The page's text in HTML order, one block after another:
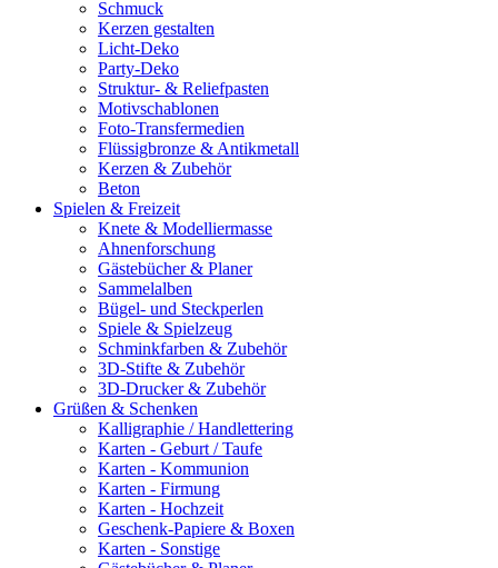
Schmuck
Kerzen gestalten
Licht-Deko
Party-Deko
Struktur- & Reliefpasten
Motivschablonen
Foto-Transfermedien
Flüssigbronze & Antikmetall
Kerzen & Zubehör
Beton
Spielen & Freizeit
Knete & Modelliermasse
Ahnenforschung
Gästebücher & Planer
Sammelalben
Bügel- und Steckperlen
Spiele & Spielzeug
Schminkfarben & Zubehör
3D-Stifte & Zubehör
3D-Drucker & Zubehör
Grüßen & Schenken
Kalligraphie / Handlettering
Karten - Geburt / Taufe
Karten - Kommunion
Karten - Firmung
Karten - Hochzeit
Geschenk-Papiere & Boxen
Karten - Sonstige